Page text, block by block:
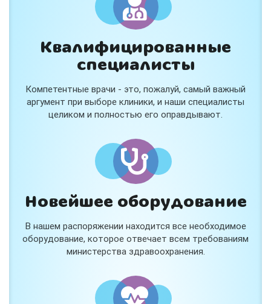
Квалифицированные
специалисты
Компетентные врачи - это, пожалуй, самый важный
аргумент при выборе клиники, и наши специалисты
целиком и полностью его оправдывают.
Новейшее оборудование
В нашем распоряжении находится все необходимое
оборудование, которое отвечает всем требованиям
министерства здравоохранения.
Консультация ортопеда +
тейпирование за 1 приём
Вас или вашего ребёнка беспокоят:
- боли в спине, шее, коленях или ногах?
- дискомфорт после спорта и нагрузок?
В «Медлэнд» принимает известный ортопед-
травматолог Шехмаметьев Али Зарефуллович
В прием входит:
✔️ Осмотр и консультация врача
✔️ Рекомендации по вашей ситуации
✔️Тейпирование
спортсменам и беременным женщинам.
Специальная цена — 3000 ₽.
и расскажем подробнее!